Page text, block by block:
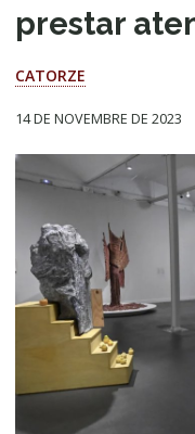
prestar
CATORZE
14 DE NOVEMBRE DE 2023